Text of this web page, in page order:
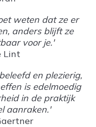
weten dat ze er
anders blijft ze
voor je.'
Lint
en plezierig,
is edelmoedig
in de praktijk
aanraken.'